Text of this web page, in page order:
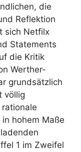
die
Reflektion
sich Netfilx
Statements
die Kritik
Werther-
grundsätzlich
völlig
hohem Maße
1 im Zweifel